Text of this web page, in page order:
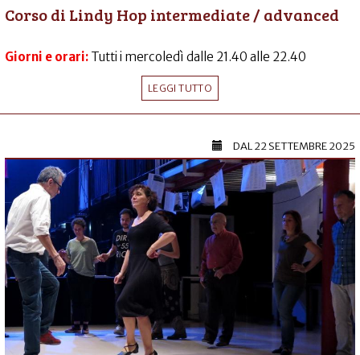
Corso di Lindy Hop intermediate / advanced
Giorni e orari: Tutti i mercoledì dalle 21.40 alle 22.40
LEGGI TUTTO
DAL22 SETTEMBRE 2025